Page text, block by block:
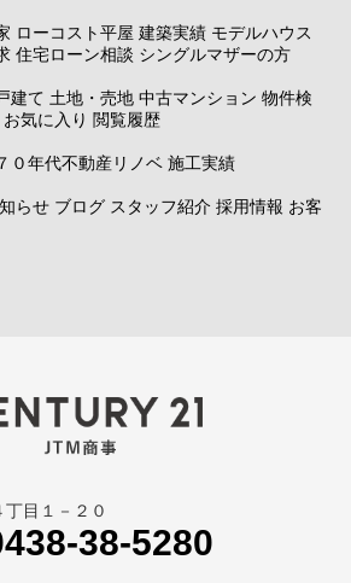
ローコスト平屋 建築実績 モデルハウス
住宅ローン相談 シングルマザーの方
建て 土地・売地 中古マンション 物件検
お気に入り 閲覧履歴
７０年代不動産リノベ 施工実績
らせ ブログ スタッフ紹介 採用情報 お客
目１－２０
38-5280